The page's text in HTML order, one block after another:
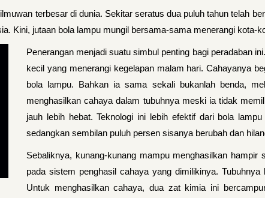
terbesar di dunia. Sekitar seratus dua puluh tahun telah
Kini, jutaan bola lampu mungil bersama-sama menerangi kota-
Penerangan menjadi suatu simbul penting bagi peradaban
kecil yang menerangi kegelapan malam hari. Cahayanya
bola lampu. Bahkan ia sama sekali bukanlah benda,
menghasilkan cahaya dalam tubuhnya meski ia tidak
jauh lebih hebat. Teknologi ini lebih efektif dari bola
sedangkan sembilan puluh persen sisanya berubah dan
Sebaliknya, kunang-kunang mampu menghasilkan
pada sistem penghasil cahaya yang dimilikinya.
Untuk menghasilkan cahaya, dua zat kimia ini